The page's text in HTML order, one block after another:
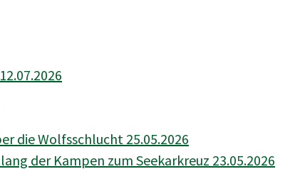
die Wolfsschlucht 25.05.2026
der Kampen zum Seekarkreuz 23.05.2026